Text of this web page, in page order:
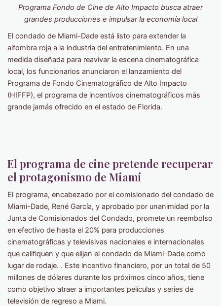
Programa Fondo de Cine de Alto Impacto busca atraer
grandes producciones e impulsar la economía local
El condado de Miami-Dade está listo para extender la
alfombra roja a la industria del entretenimiento. En una
medida diseñada para reavivar la escena cinematográfica
local, los funcionarios anunciaron el lanzamiento del
Programa de Fondo Cinematográfico de Alto Impacto
(HIFFP), el programa de incentivos cinematográficos más
grande jamás ofrecido en el estado de Florida.
El programa de cine pretende recuperar
el protagonismo de Miami
El programa, encabezado por el comisionado del condado de
Miami-Dade, René García, y aprobado por unanimidad por la
Junta de Comisionados del Condado, promete un reembolso
en efectivo de hasta el 20% para producciones
cinematográficas y televisivas nacionales e internacionales
que califiquen y que elijan el condado de Miami-Dade como
lugar de rodaje. . Este incentivo financiero, por un total de 50
millones de dólares durante los próximos cinco años, tiene
como objetivo atraer a importantes películas y series de
televisión de regreso a Miami.